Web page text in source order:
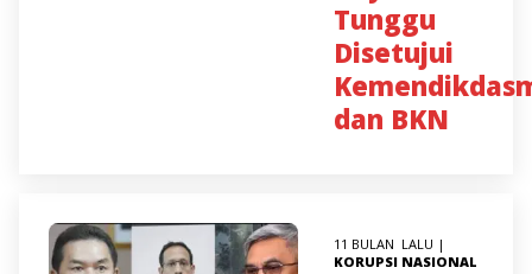
Tunggu
Disetujui
dan BKN
11 BULAN LALU |
KORUPSI NASIONAL